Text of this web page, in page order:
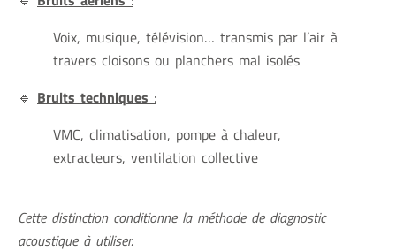
Voix, musique, télévision… transmis par l’air à
travers cloisons ou planchers mal isolés
🔹 Bruits techniques :
VMC, climatisation, pompe à chaleur,
extracteurs, ventilation collective
Cette distinction conditionne la méthode de diagnostic
acoustique à utiliser.